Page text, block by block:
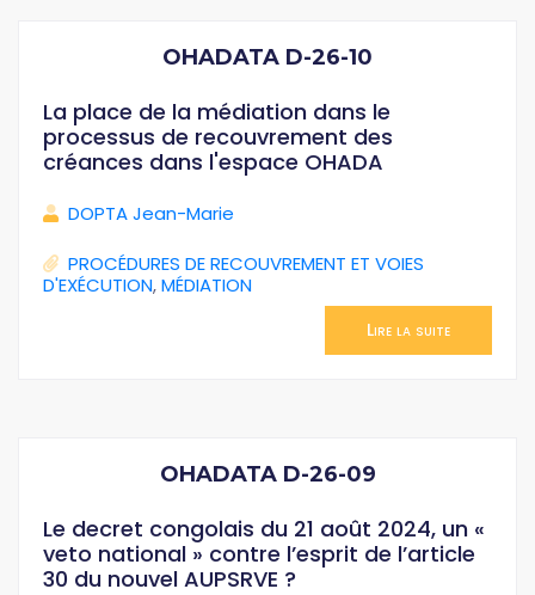
OHADATA D-26-10
La place de la médiation dans le
processus de recouvrement des
créances dans l'espace OHADA
DOPTA Jean-Marie
PROCÉDURES DE RECOUVREMENT ET VOIES
D'EXÉCUTION,MÉDIATION
Lire la suite
OHADATA D-26-09
Le decret congolais du 21 août 2024, un «
veto national » contre l’esprit de l’article
30 du nouvel AUPSRVE ?